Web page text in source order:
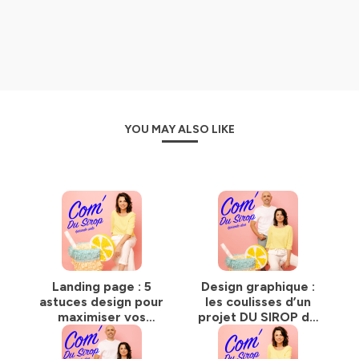
Et ça porte haut le point de vue.
Une agence de design où il fait bon imaginer, inventer et
boire du bon sirop bien frais pour communiquer !
Parce que je suis persuadée qu'une autre façon de
communiquer existe,
je t'encourage à sortir des recettes
démarquer. Et le rester. Le wasabi ça pique la langue et les
yeux mais ça redescend vite. L'objectif est bien de perdurer
dans le coeur de ton audience cible.
YOU MAY ALSO LIKE
Landing page : 5
astuces design pour
maximiser vos
conversions
Design graphique :
les coulisses d’un
projet DU SIROP de
A à Z